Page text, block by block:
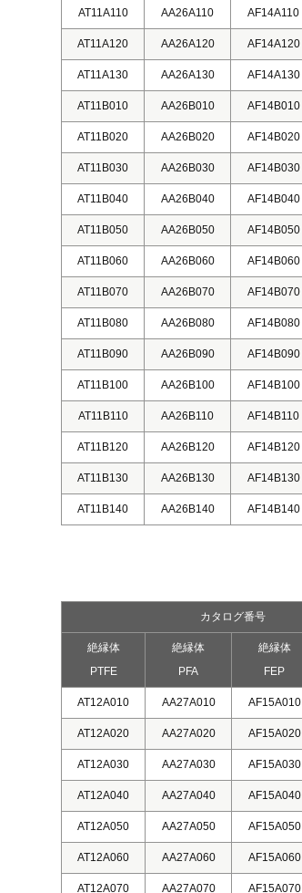
AT11A110 AA26A110 AF14A110
AT11A120 AA26A120 AF14A120
AT11A130 AA26A130 AF14A130
AT11B010 AA26B010 AF14B010
AT11B020 AA26B020 AF14B020
AT11B030 AA26B030 AF14B030
AT11B040 AA26B040 AF14B040
AT11B050 AA26B050 AF14B050
AT11B060 AA26B060 AF14B060
AT11B070 AA26B070 AF14B070
AT11B080 AA26B080 AF14B080
AT11B090 AA26B090 AF14B090
AT11B100 AA26B100 AF14B100
AT11B110 AA26B110 AF14B110
AT11B120 AA26B120 AF14B120
AT11B130 AA26B130 AF14B130
AT11B140 AA26B140 AF14B140
カタログ番号
絶縁体
PTFE
絶縁体
PFA
絶縁体
FEP
AT12A010 AA27A010 AF15A010
AT12A020 AA27A020 AF15A020
AT12A030 AA27A030 AF15A030
AT12A040 AA27A040 AF15A040
AT12A050 AA27A050 AF15A050
AT12A060 AA27A060 AF15A060
AT12A070 AA27A070 AF15A070